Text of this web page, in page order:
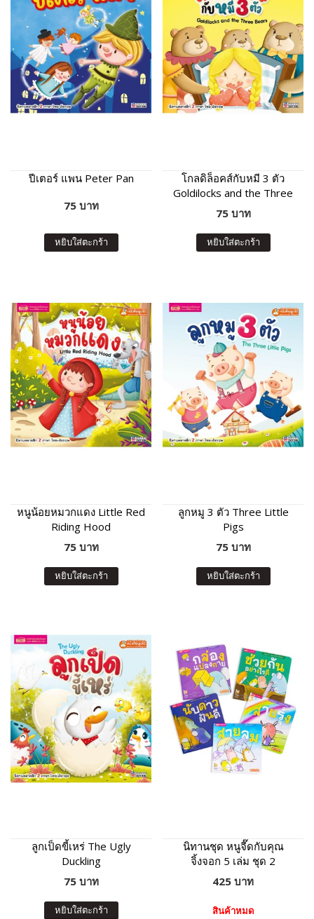
ปีเตอร์ แพน Peter Pan
75 บาท
หยิบใส่ตะกร้า
โกลดิล็อคส์กับหมี 3 ตัว
Goldilocks and the Three
Bears
75 บาท
หยิบใส่ตะกร้า
หนูน้อยหมวกแดง Little Red
Riding Hood
75 บาท
หยิบใส่ตะกร้า
ลูกหมู 3 ตัว Three Little
Pigs
75 บาท
หยิบใส่ตะกร้า
ลูกเป็ดขี้เหร่ The Ugly
Duckling
75 บาท
หยิบใส่ตะกร้า
นิทานชุด หนูจี๊ดกับคุณ
จิ้งจอก 5 เล่ม ชุด 2
425 บาท
สินค้าหมด